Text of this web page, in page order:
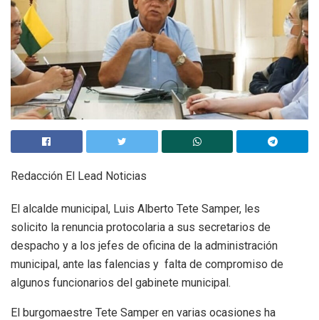
Redacción El Lead Noticias
El alcalde municipal, Luis Alberto Tete Samper, les
solicito la renuncia protocolaria a sus secretarios de
despacho y a los jefes de oficina de la administración
municipal, ante las falencias y falta de compromiso de
algunos funcionarios del gabinete municipal.
El burgomaestre Tete Samper en varias ocasiones ha